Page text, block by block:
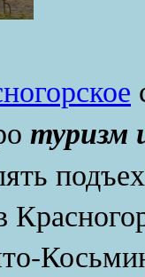
туризм